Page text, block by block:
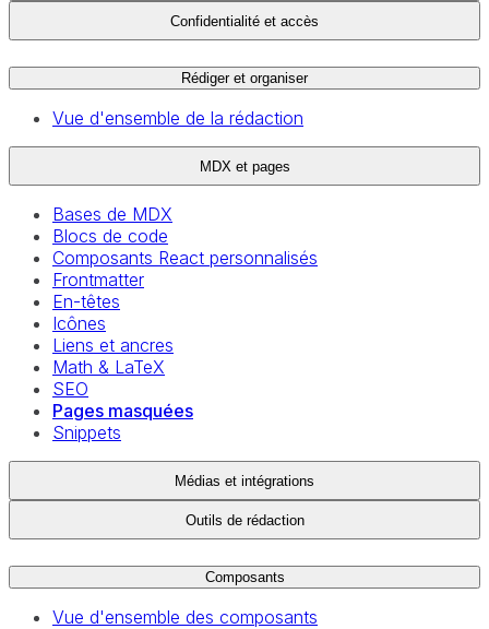
Confidentialité et accès
Rédiger et organiser
Vue d'ensemble de la rédaction
MDX et pages
Bases de MDX
Blocs de code
Composants React personnalisés
Frontmatter
En-têtes
Icônes
Liens et ancres
Math & LaTeX
SEO
Pages masquées
Snippets
Médias et intégrations
Outils de rédaction
Composants
Vue d'ensemble des composants